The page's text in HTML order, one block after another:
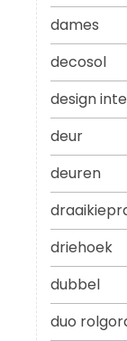
dames
decosol
design
deur
deuren
driehoek
dubbel
duo